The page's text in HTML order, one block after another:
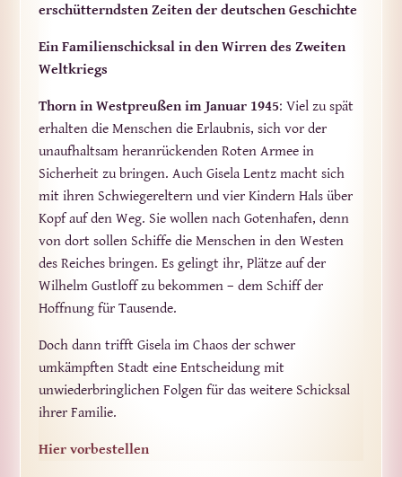
erschütterndsten Zeiten der deutschen Geschichte
Ein Familienschicksal in den Wirren des Zweiten
Weltkriegs
Thorn in Westpreußen im Januar 1945: Viel zu spät
erhalten die Menschen die Erlaubnis, sich vor der
unaufhaltsam heranrückenden Roten Armee in
Sicherheit zu bringen. Auch Gisela Lentz macht sich
mit ihren Schwiegereltern und vier Kindern Hals über
Kopf auf den Weg. Sie wollen nach Gotenhafen, denn
von dort sollen Schiffe die Menschen in den Westen
des Reiches bringen. Es gelingt ihr, Plätze auf der
Wilhelm Gustloff zu bekommen – dem Schiff der
Hoffnung für Tausende.
Doch dann trifft Gisela im Chaos der schwer
umkämpften Stadt eine Entscheidung mit
unwiederbringlichen Folgen für das weitere Schicksal
ihrer Familie.
Hier vorbestellen